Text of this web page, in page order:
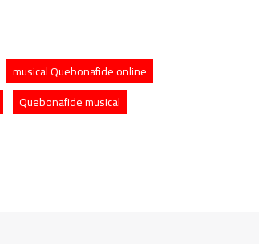
musical Quebonafide online
Quebonafide musical